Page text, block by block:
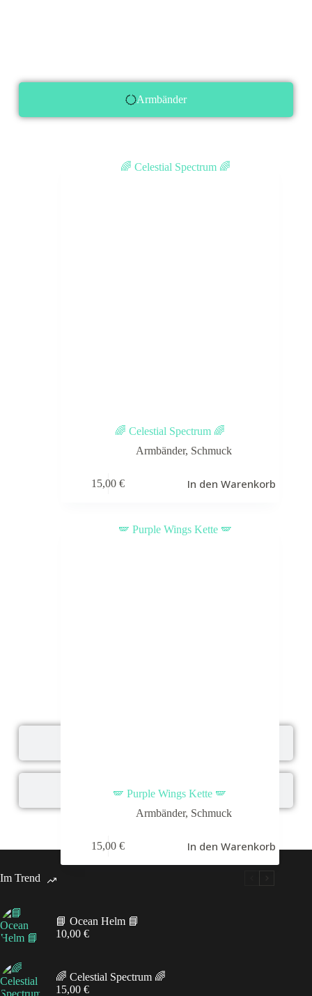
Armbänder
Ohrringe
🌈 Celestial Spectrum 🌈
Armbänder, Schmuck
15,00€ In den Warenkorb
🪽 Purple Wings Kette 🪽
Armbänder, Schmuck
15,00€ In den Warenkorb
Im Trend
📘 Ocean Helm 📘
10,00 €
🌈 Celestial Spectrum 🌈
15,00 €